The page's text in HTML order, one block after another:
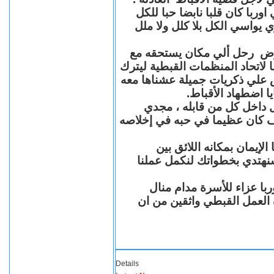
كان قلبا نابضا حبا للكل
يواسي الكل بلا كلل ولا ملل
رحل ألي مكان يستحقه مع
المنظمات القبطية ليترك
علي ذكريات جميلة عشناها معه
اضطهاد الأقباط.
داخل كل من قابله ، مجدي
عظيما في حبه في إخلاصه
بمكانه اللائق بين
بخطواتك لنكمل عملنا
عزاء للأسرة مدام منال
العمل القبطي واثقين من ان
Details